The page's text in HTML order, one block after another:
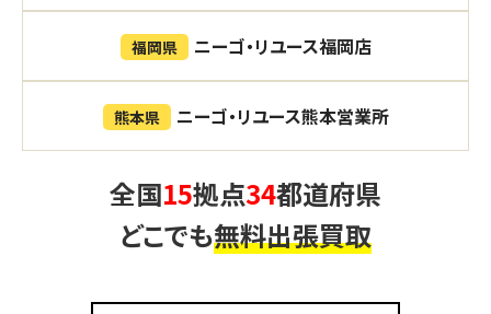
福岡県 ニーゴ・リユース福岡店
熊本県 ニーゴ・リユース熊本営業所
全国15拠点34都道府県
どこでも無料出張買取